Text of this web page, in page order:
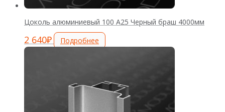
Цоколь алюминиевый 100 А25 Черный браш 4000мм
2 640₽ Подробнее